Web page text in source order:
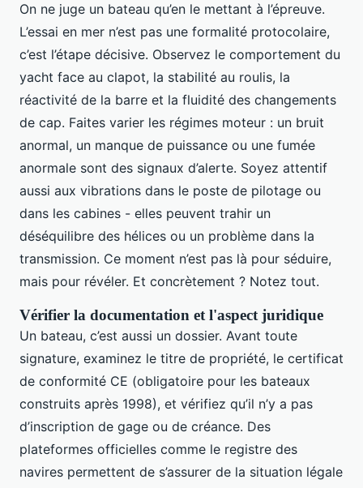
On ne juge un bateau qu’en le mettant à l’épreuve.
L’essai en mer n’est pas une formalité protocolaire,
c’est l’étape décisive. Observez le comportement du
yacht face au clapot, la stabilité au roulis, la
réactivité de la barre et la fluidité des changements
de cap. Faites varier les régimes moteur : un bruit
anormal, un manque de puissance ou une fumée
anormale sont des signaux d’alerte. Soyez attentif
aussi aux vibrations dans le poste de pilotage ou
dans les cabines - elles peuvent trahir un
déséquilibre des hélices ou un problème dans la
transmission. Ce moment n’est pas là pour séduire,
mais pour révéler. Et concrètement ? Notez tout.
Vérifier la documentation et l'aspect juridique
Un bateau, c’est aussi un dossier. Avant toute
signature, examinez le titre de propriété, le certificat
de conformité CE (obligatoire pour les bateaux
construits après 1998), et vérifiez qu’il n’y a pas
d’inscription de gage ou de créance. Des
plateformes officielles comme le registre des
navires permettent de s’assurer de la situation légale